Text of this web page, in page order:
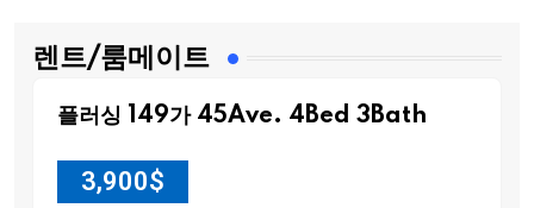
렌트/룸메이트
플러싱 149가 45Ave. 4Bed 3Bath
3,900$